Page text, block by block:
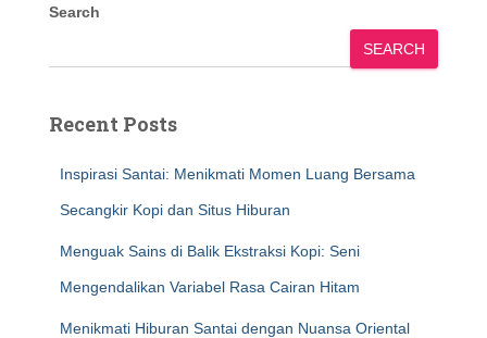
Search
SEARCH
Recent Posts
Inspirasi Santai: Menikmati Momen Luang Bersama
Secangkir Kopi dan Situs Hiburan
Menguak Sains di Balik Ekstraksi Kopi: Seni
Mengendalikan Variabel Rasa Cairan Hitam
Menikmati Hiburan Santai dengan Nuansa Oriental